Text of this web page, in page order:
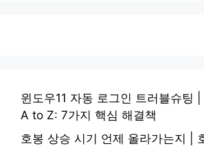
윈도우11 자동 로그인 트러블슈팅
A to Z: 7가지 핵심 해결책
호봉 상승 시기 언제 올라가는지 |